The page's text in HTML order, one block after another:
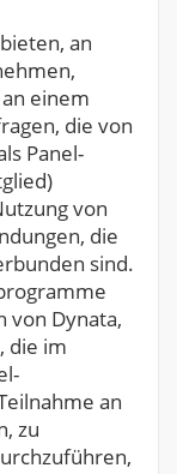
an
einem
die von
Panel-
von
die
sind.
von Dynata,
die im
an
zu